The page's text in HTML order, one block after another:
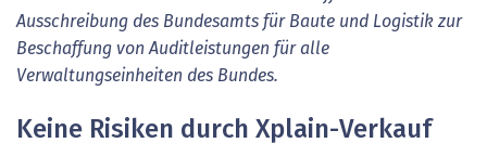
Ausschreibung des Bundesamts für Baute und Logistik zur
Beschaffung von Auditleistungen für alle
Verwaltungseinheiten des Bundes.
Keine Risiken durch Xplain-Verkauf